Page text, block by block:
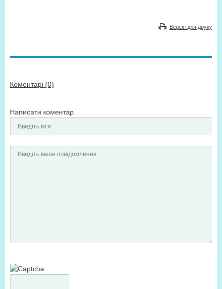
Версія для друку
Коментарі (0)
Написати коментар